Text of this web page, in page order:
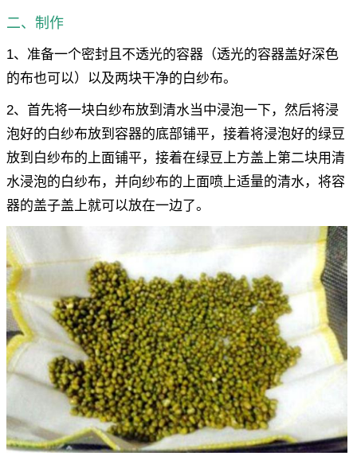
二、制作
1、准备一个密封且不透光的容器（透光的容器盖好深色
的布也可以）以及两块干净的白纱布。
2、首先将一块白纱布放到清水当中浸泡一下，然后将浸
泡好的白纱布放到容器的底部铺平，接着将浸泡好的绿豆
放到白纱布的上面铺平，接着在绿豆上方盖上第二块用清
水浸泡的白纱布，并向纱布的上面喷上适量的清水，将容
器的盖子盖上就可以放在一边了。